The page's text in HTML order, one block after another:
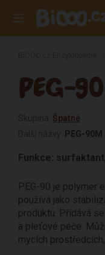
PEG-90
Špatné
PEG-90M
Funkce:
PEG-90 je polymer
používá jako
produktu. Přidává
a pleťové péče.
mycích